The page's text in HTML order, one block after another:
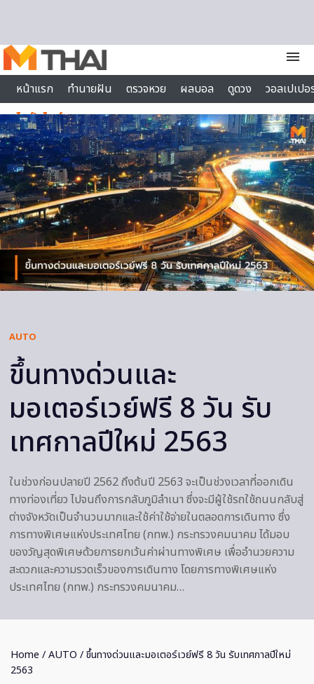
menu
หน้าแรก
ทำนายฝัน ตรวจหวย ผลบอล ดูดวง
วอลเปเป
ไลฟ์สไตล์
AUTO
ขึ้นทางด่วนและ
มอเตอร์เวย์ฟรี 8 วัน รับ
เทศกาลปีใหม่ 2563
ในช่วงก่อนปลายปี 2562 ถึงต้นปี 2563 จะเป็นช่วงเวลาที่ออกเดิน
ทางท่องเที่ยว ไปจนถึงการกลับภูมิลำเนา ซึ่งจะมีผู้ใช้รถใช้ถนนกลับสู่
ต่างจังหวัดเป็นจำนวนมากและใช้ค่าใช้จ่ายในตลอดการเดินทาง ซึ่ง
การทางพิเศษแห่งประเทศไทย (กทพ.) กระทรวงคมนาคม ได้มอบ
ของวัญสุดพิเศษด้วยการยกเว้นค่าผ่านทางพิเศษ เพื่ออำนวยความ
สะดวกและความรวดเร็วของการเดินทาง โดยการทางพิเศษแห่ง
ประเทศไทย (กทพ.) กระทรวงคมนาคม…
Home /AUTO / ขึ้นทางด่วนและมอเตอร์เวย์ฟรี 8 วัน รับเทศกาลปีใหม่
2563